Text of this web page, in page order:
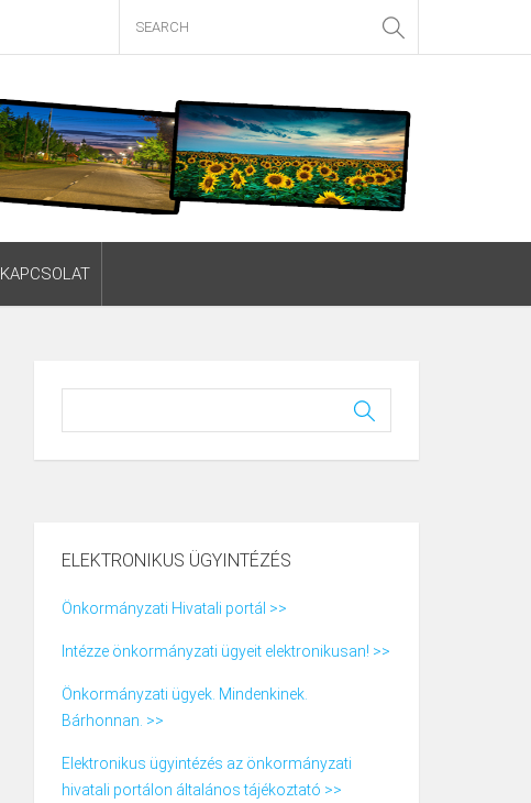
KAPCSOLAT
ELEKTRONIKUS ÜGYINTÉZÉS
Önkormányzati Hivatali portál >>
Intézze önkormányzati ügyeit elektronikusan! >>
Önkormányzati ügyek. Mindenkinek.
Bárhonnan. >>
Elektronikus ügyintézés az önkormányzati
hivatali portálon általános tájékoztató >>